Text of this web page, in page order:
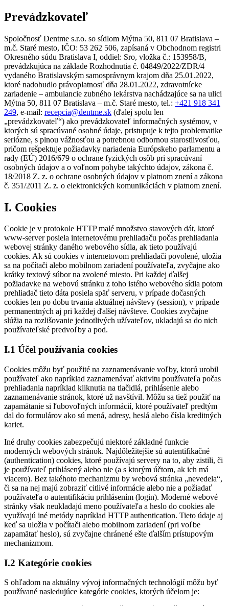
Prevádzkovateľ
Spoločnosť Dentme s.r.o. so sídlom Mýtna 50, 811 07 Bratislava –
m.č. Staré mesto, IČO: 53 262 506, zapísaná v Obchodnom registri
Okresného súdu Bratislava I, oddiel: Sro, vložka č.: 153958/B,
prevádzkujúca na základe Rozhodnutia č. 04849/2022/ZDR/4
vydaného Bratislavským samosprávnym krajom dňa 25.01.2022,
ktoré nadobudlo právoplatnosť dňa 28.01.2022, zdravotnícke
zariadenie – ambulancie zubného lekárstva nachádzajúce sa na ulici
Mýtna 50, 811 07 Bratislava – m.č. Staré mesto, tel.: +421 918 341
249, e-mail: recepcia@dentme.sk (ďalej spolu len
„prevádzkovateľ“) ako prevádzkovateľ informačných systémov, v
ktorých sú spracúvané osobné údaje, pristupuje k tejto problematike
seriózne, s plnou vážnosťou a potrebnou odbornou starostlivosťou,
pričom rešpektuje požiadavky nariadenia Európskeho parlamentu a
rady (EÚ) 2016/679 o ochrane fyzických osôb pri spracúvaní
osobných údajov a o voľnom pohybe takýchto údajov, zákona č.
18/2018 Z. z. o ochrane osobných údajov v platnom znení a zákona
č. 351/2011 Z. z. o elektronických komunikáciách v platnom znení.
I. Cookies
Cookie je v protokole HTTP malé množstvo stavových dát, ktoré
www-server posiela internetovému prehliadaču počas prehliadania
webovej stránky daného webového sídla, ak tieto používajú
cookies. Ak sú cookies v internetovom prehliadači povolené, uložia
sa na počítači alebo mobilnom zariadení používateľa, zvyčajne ako
krátky textový súbor na zvolené miesto. Pri každej ďalšej
požiadavke na webovú stránku z toho istého webového sídla potom
prehliadač tieto dáta posiela späť serveru, v prípade dočasných
cookies len po dobu trvania aktuálnej návštevy (session), v prípade
permanentných aj pri každej ďalšej návšteve. Cookies zvyčajne
slúžia na rozlišovanie jednotlivých užívateľov, ukladajú sa do nich
používateľské predvoľby a pod.
I.1 Účel používania cookies
Cookies môžu byť použité na zaznamenávanie voľby, ktorú urobil
používateľ ako napríklad zaznamenávať aktivitu používateľa počas
prehliadania napríklad kliknutia na tlačidlá, prihlásenie alebo
zaznamenávanie stránok, ktoré už navštívil. Môžu sa tiež použiť na
zapamätanie si ľubovoľných informácií, ktoré používateľ predtým
dal do formulárov ako sú mená, adresy, heslá alebo čísla kreditných
kariet.
Iné druhy cookies zabezpečujú niektoré základné funkcie
moderných webových stránok. Najdôležitejšie sú autentifikačné
(authentication) cookies, ktoré používajú servery na to, aby zistili, či
je používateľ prihlásený alebo nie (a s ktorým účtom, ak ich má
viacero). Bez takéhoto mechanizmu by webová stránka „nevedela“,
či sa na nej majú zobraziť citlivé informácie alebo nie a požiadať
používateľa o autentifikáciu prihlásením (login). Moderné webové
stránky však neukladajú meno používateľa a heslo do cookies ale
využívajú iné metódy napríklad HTTP authentication. Tieto údaje aj
keď sa uložia v počítači alebo mobilnom zariadení (pri voľbe
zapamätať heslo), sú zvyčajne chránené ešte ďalším prístupovým
mechanizmom.
I.2 Kategórie cookies
S ohľadom na aktuálny vývoj informačných technológií môžu byť
používané nasledujúce kategórie cookies, ktorých účelom je: